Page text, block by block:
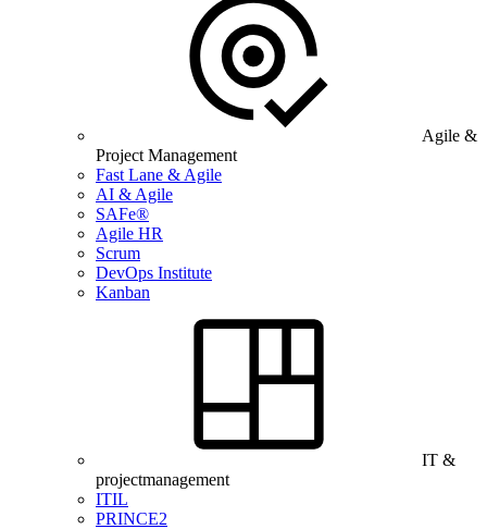
Agile &
Project Management
Fast Lane & Agile
AI & Agile
SAFe®
Agile HR
Scrum
DevOps Institute
Kanban
IT &
projectmanagement
ITIL
PRINCE2